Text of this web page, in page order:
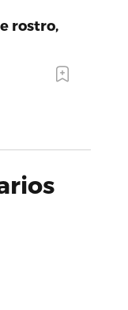
rostro,